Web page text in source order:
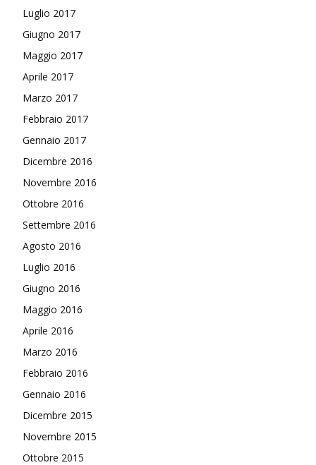
Luglio 2017
Giugno 2017
Maggio 2017
Aprile 2017
Marzo 2017
Febbraio 2017
Gennaio 2017
Dicembre 2016
Novembre 2016
Ottobre 2016
Settembre 2016
Agosto 2016
Luglio 2016
Giugno 2016
Maggio 2016
Aprile 2016
Marzo 2016
Febbraio 2016
Gennaio 2016
Dicembre 2015
Novembre 2015
Ottobre 2015